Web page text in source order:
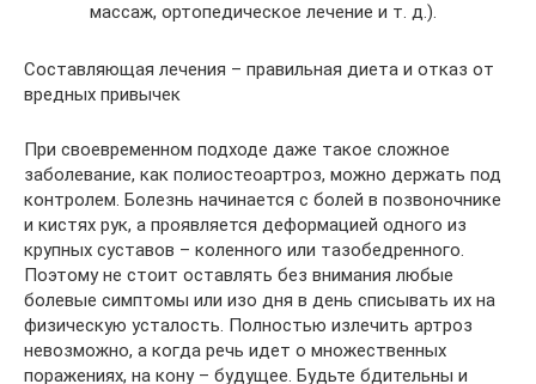
массаж, ортопедическое лечение и т. д.).
Составляющая лечения – правильная диета и отказ от
вредных привычек
При своевременном подходе даже такое сложное
заболевание, как полиостеоартроз, можно держать под
контролем. Болезнь начинается с болей в позвоночнике
и кистях рук, а проявляется деформацией одного из
крупных суставов – коленного или тазобедренного.
Поэтому не стоит оставлять без внимания любые
болевые симптомы или изо дня в день списывать их на
физическую усталость. Полностью излечить артроз
невозможно, а когда речь идет о множественных
поражениях, на кону – будущее. Будьте бдительны и